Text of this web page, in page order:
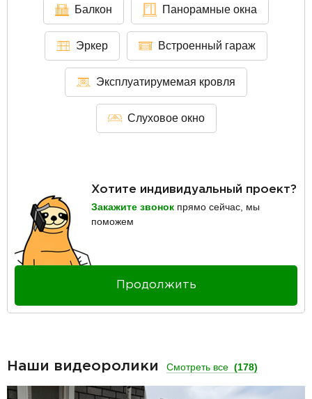
Балкон Панорамные окна
Эркер Встроенный гараж
Эксплуатирумемая кровля
Слуховое окно
Хотите индивидуальный проект?
Закажите звонок прямо сейчас, мы
поможем
Продолжить
Наши видеоролики Смотреть все (178)